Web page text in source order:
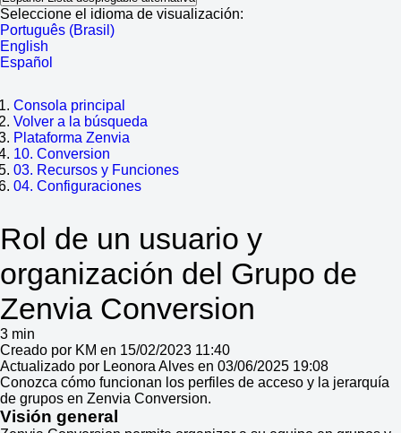
Seleccione el idioma de visualización:
Português (Brasil)
English
Español
Consola principal
Volver a la búsqueda
Plataforma Zenvia
10. Conversion
03. Recursos y Funciones
04. Configuraciones
Rol de un usuario y
organización del Grupo de
Zenvia Conversion
3 min
Creado por KM en 15/02/2023 11:40
Actualizado por Leonora Alves en 03/06/2025 19:08
Conozca cómo funcionan los perfiles de acceso y la jerarquía
de grupos en Zenvia Conversion.
Visión general